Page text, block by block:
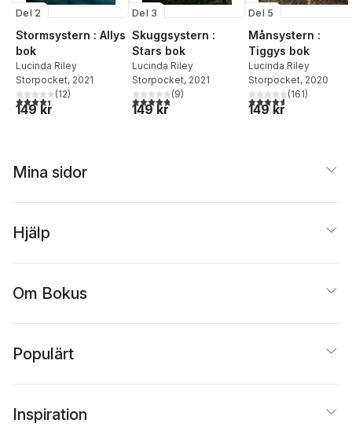
Del 2
Stormsystern : Allys
bok
Lucinda Riley
Storpocket, 2021
4,4utav 5 stjärnor. Totalt antal röster:
(12)
149 kr
Del 3
Skuggsystern :
Stars bok
Lucinda Riley
Storpocket, 2021
4,8utav 5 stjärnor. Totalt antal röster:
(9)
149 kr
Del 5
Månsystern :
Tiggys bok
Lucinda Riley
Storpocket, 2020
4,6utav 5 stjärnor.
(161)
149 kr
Mina sidor
Hjälp
Om Bokus
Populärt
Inspiration